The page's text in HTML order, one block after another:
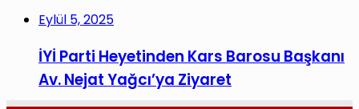
Eylül 5, 2025
İYİ Parti Heyetinden Kars Barosu Başkanı
Av. Nejat Yağcı’ya Ziyaret